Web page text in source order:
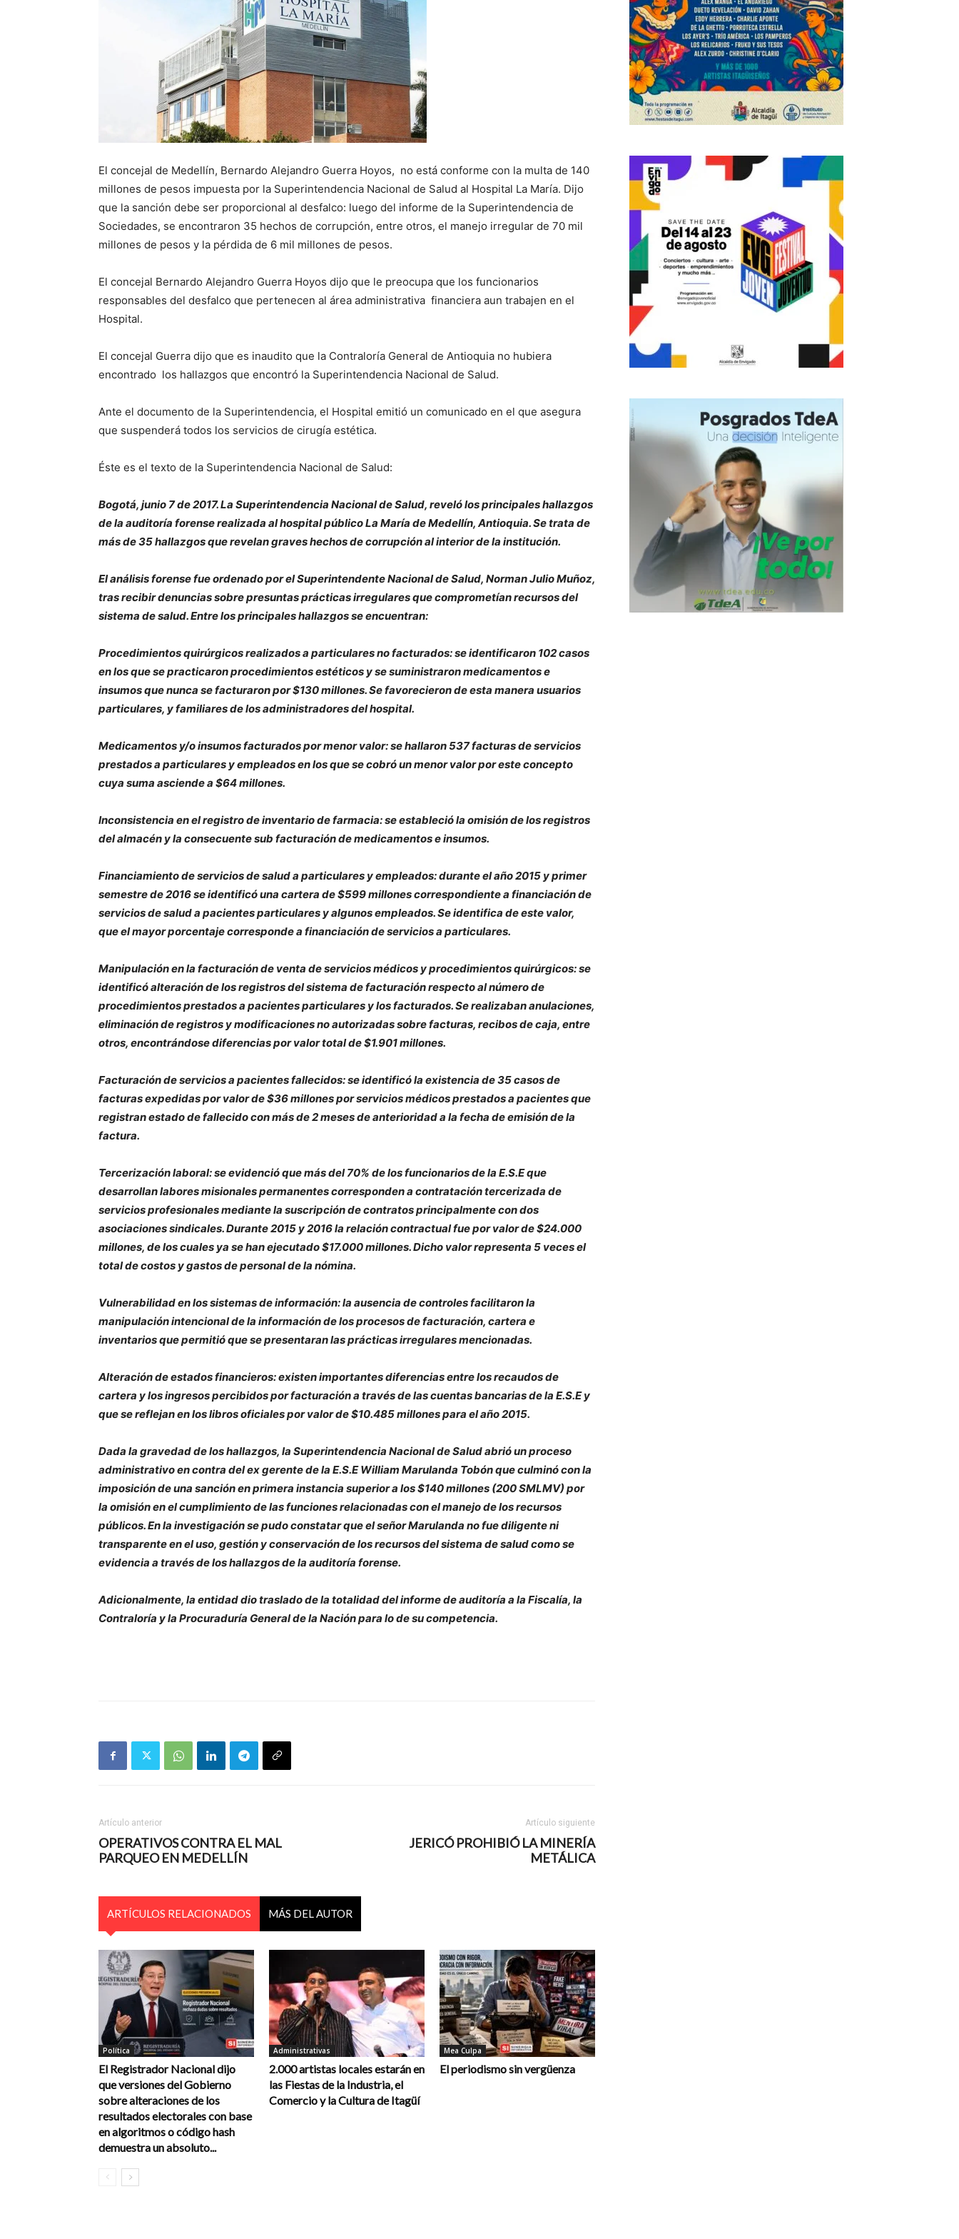
El concejal de Medellín, Bernardo Alejandro Guerra Hoyos, no está conforme con la multa de 140
millones de pesos impuesta por la Superintendencia Nacional de Salud al Hospital La María. Dijo
que la sanción debe ser proporcional al desfalco: luego del informe de la Superintendencia de
Sociedades, se encontraron 35 hechos de corrupción, entre otros, el manejo irregular de 70 mil
millones de pesos y la pérdida de 6 mil millones de pesos.
El concejal Bernardo Alejandro Guerra Hoyos dijo que le preocupa que los funcionarios
responsables del desfalco que pertenecen al área administrativa financiera aun trabajen en el
Hospital.
El concejal Guerra dijo que es inaudito que la Contraloría General de Antioquia no hubiera
encontrado los hallazgos que encontró la Superintendencia Nacional de Salud.
Ante el documento de la Superintendencia, el Hospital emitió un comunicado en el que asegura
que suspenderá todos los servicios de cirugía estética.
Éste es el texto de la Superintendencia Nacional de Salud:
Bogotá, junio 7 de 2017. La Superintendencia Nacional de Salud, reveló los principales hallazgos
de la auditoría forense realizada al hospital público La María de Medellín, Antioquia. Se trata de
más de 35 hallazgos que revelan graves hechos de corrupción al interior de la institución.
El análisis forense fue ordenado por el Superintendente Nacional de Salud, Norman Julio Muñoz,
tras recibir denuncias sobre presuntas prácticas irregulares que comprometían recursos del
sistema de salud. Entre los principales hallazgos se encuentran:
Procedimientos quirúrgicos realizados a particulares no facturados: se identificaron 102 casos
en los que se practicaron procedimientos estéticos y se suministraron medicamentos e
insumos que nunca se facturaron por $130 millones. Se favorecieron de esta manera usuarios
particulares, y familiares de los administradores del hospital.
Medicamentos y/o insumos facturados por menor valor: se hallaron 537 facturas de servicios
prestados a particulares y empleados en los que se cobró un menor valor por este concepto
cuya suma asciende a $64 millones.
Inconsistencia en el registro de inventario de farmacia: se estableció la omisión de los registros
del almacén y la consecuente sub facturación de medicamentos e insumos.
Financiamiento de servicios de salud a particulares y empleados: durante el año 2015 y primer
semestre de 2016 se identificó una cartera de $599 millones correspondiente a financiación de
servicios de salud a pacientes particulares y algunos empleados. Se identifica de este valor,
que el mayor porcentaje corresponde a financiación de servicios a particulares.
Manipulación en la facturación de venta de servicios médicos y procedimientos quirúrgicos: se
identificó alteración de los registros del sistema de facturación respecto al número de
procedimientos prestados a pacientes particulares y los facturados. Se realizaban anulaciones,
eliminación de registros y modificaciones no autorizadas sobre facturas, recibos de caja, entre
otros, encontrándose diferencias por valor total de $1.901 millones.
Facturación de servicios a pacientes fallecidos: se identificó la existencia de 35 casos de
facturas expedidas por valor de $36 millones por servicios médicos prestados a pacientes que
registran estado de fallecido con más de 2 meses de anterioridad a la fecha de emisión de la
factura.
Tercerización laboral: se evidenció que más del 70% de los funcionarios de la E.S.E que
desarrollan labores misionales permanentes corresponden a contratación tercerizada de
servicios profesionales mediante la suscripción de contratos principalmente con dos
asociaciones sindicales. Durante 2015 y 2016 la relación contractual fue por valor de $24.000
millones, de los cuales ya se han ejecutado $17.000 millones. Dicho valor representa 5 veces el
total de costos y gastos de personal de la nómina.
Vulnerabilidad en los sistemas de información: la ausencia de controles facilitaron la
manipulación intencional de la información de los procesos de facturación, cartera e
inventarios que permitió que se presentaran las prácticas irregulares mencionadas.
Alteración de estados financieros: existen importantes diferencias entre los recaudos de
cartera y los ingresos percibidos por facturación a través de las cuentas bancarias de la E.S.E y
que se reflejan en los libros oficiales por valor de $10.485 millones para el año 2015.
​​Dada la gravedad de los hallazgos, la Superintendencia Nacional de Salud abrió un proceso
administrativo en contra del ex gerente de la E.S.E William Marulanda Tobón que culminó con la
imposición de una sanción en primera instancia superior a los $140 millones (200 SMLMV) por
la omisión en el cumplimiento de las funciones relacionadas con el manejo de los recursos
públicos. En la investigación se pudo constatar que el señor Marulanda no fue diligente ni
transparente en el uso, gestión y conservación de los recursos del sistema de salud como se
evidencia a través de los hallazgos de la auditoría forense.
​​Adicionalmente, la entidad dio traslado de la totalidad del informe de auditoría a la Fiscalía, la
Contraloría y la Procuraduría General de la Nación para lo de su competencia.
Artículo anterior
OPERATIVOS CONTRA EL MAL
PARQUEO EN MEDELLÍN
Artículo siguiente
JERICÓ PROHIBIÓ LA MINERÍA
METÁLICA
ARTÍCULOS RELACIONADOS MÁS DEL AUTOR
Política
El Registrador Nacional dijo
que versiones del Gobierno
sobre alteraciones de los
resultados electorales con base
en algoritmos o código hash
demuestra un absoluto...
Administrativas
2.000 artistas locales estarán en
las Fiestas de la Industria, el
Comercio y la Cultura de Itagüí
Mea Culpa
El periodismo sin vergüenza